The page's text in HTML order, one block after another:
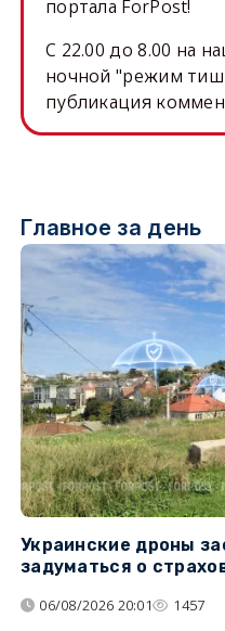
портала ForPost!
C 22.00 до 8.00 на
ночной "режим
публикация
Главное за день
Украинские дроны
задуматься о
06/08/2026 20:01 1457